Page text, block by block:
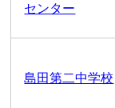
センター
島田第二中学校